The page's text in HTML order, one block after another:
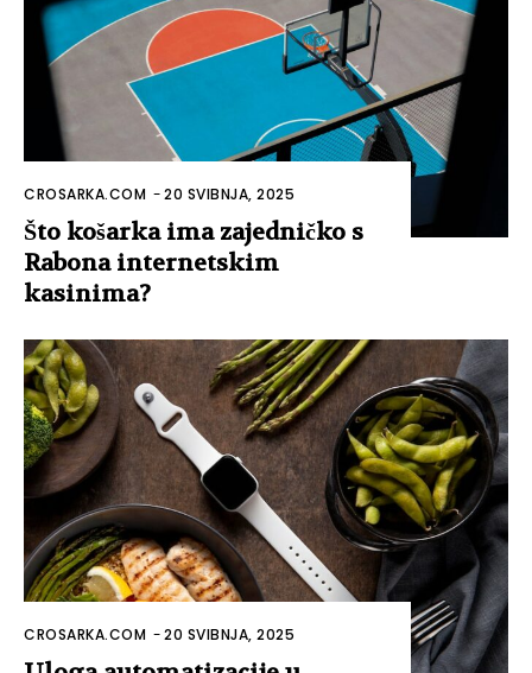
CROSARKA.COM -20 SVIBNJA, 2025
Što košarka ima zajedničko s
Rabona internetskim
kasinima?
CROSARKA.COM -20 SVIBNJA, 2025